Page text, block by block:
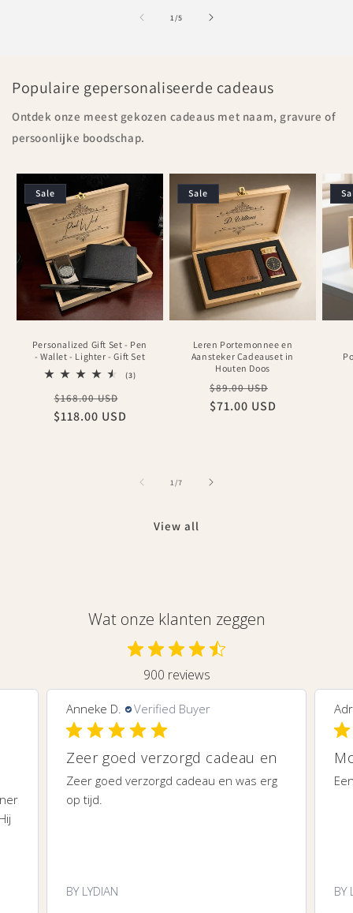
1 /of
5
Populaire gepersonaliseerde cadeaus
Ontdek onze meest gekozen cadeaus met naam, gravure of
persoonlijke boodschap.
Sale
Personalized Gift Set - Pen
- Wallet - Lighter - Gift Set
(3)3
Regular
price
$168.00 USD
$118.00 USD
Sale
Leren Portemonnee en
Aansteker Cadeauset in
Houten Doos
Regular
price
$89.00 USD
$71.00 USD
1 /of
7
View all
Wat onze klanten zeggen
900 reviews
Anneke D. Verified Buyer
Zeer goed verzorgd cadeau en
Zeer goed verzorgd cadeau en was erg
op tijd.
BY LYDIAN BY